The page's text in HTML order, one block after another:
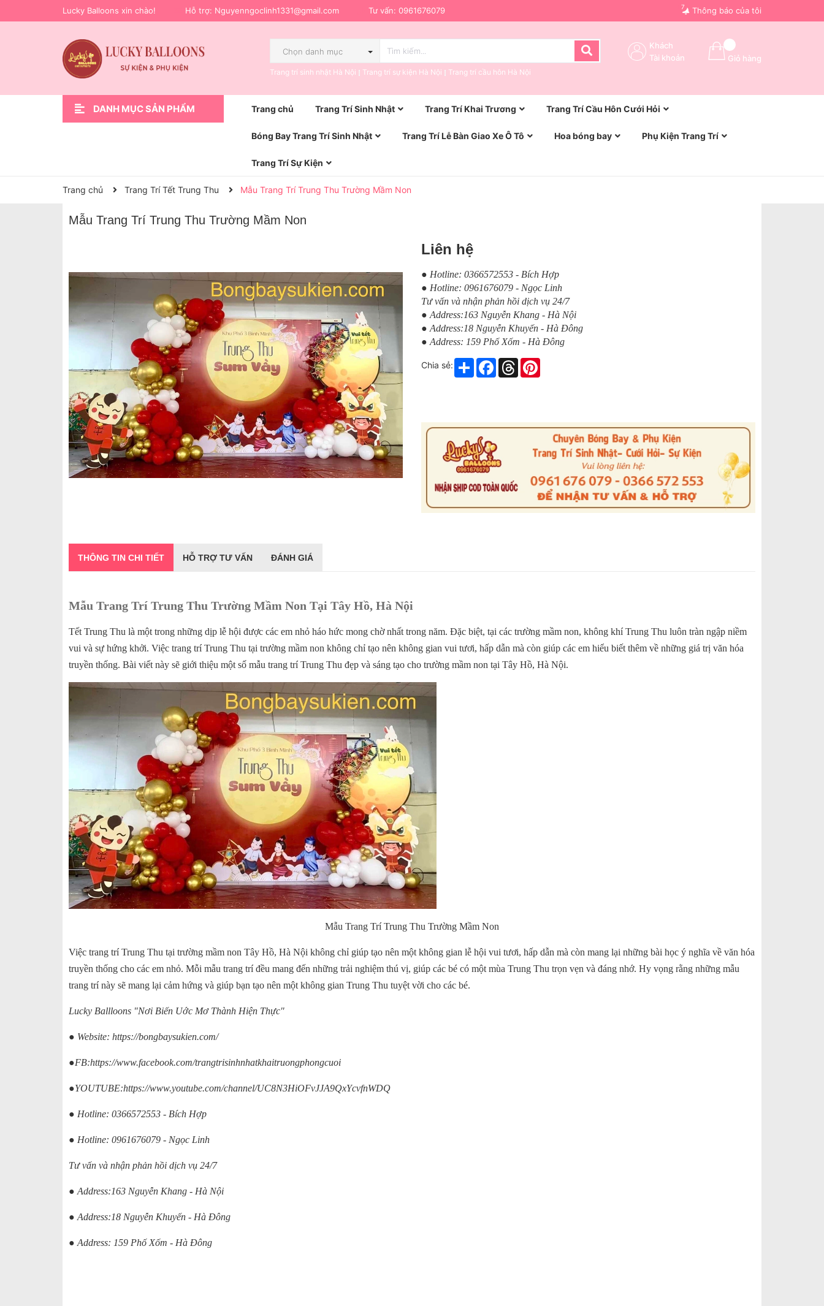
Lucky Balloons xin chào! Hỗ trợ: Nguyenngoclinh1331@gmail.com Tư vấn: 0961676079 Thông báo của tôi
7
Chọn danh mục
Trang trí sinh nhật Hà Nội Trang trí sự kiện Hà Nội Trang trí cầu hôn Hà Nội
Giỏ hàng
Khách
Tài khoản
DANH MỤC SẢN PHẨM Trang chủ Trang Trí Sinh Nhật Trang Trí Khai Trương Trang Trí Cầu Hôn Cưới Hỏi
Bóng Bay Trang Trí Sinh Nhật Trang Trí Lễ Bàn Giao Xe Ô Tô Hoa bóng bay Phụ Kiện Trang Trí
Trang Trí Sự Kiện
Trang chủ Trang Trí Tết Trung Thu Mẫu Trang Trí Trung Thu Trường Mầm Non
Mẫu Trang Trí Trung Thu Trường Mầm Non
Liên hệ
● Hotline: 0366572553 - Bích Hợp
● Hotline: 0961676079 - Ngọc Linh
Tư vấn và nhận phản hồi dịch vụ 24/7
● Address:163 Nguyễn Khang - Hà Nội
● Address:18 Nguyễn Khuyến - Hà Đông
● Address: 159 Phố Xốm - Hà Đông
Chia sẻ: Share Facebook
Threads
THÔNG TIN CHI TIẾT HỖ TRỢ TƯ VẤN ĐÁNH GIÁ
Mẫu Trang Trí Trung Thu Trường Mầm Non Tại Tây Hồ, Hà Nội
Tết Trung Thu là một trong những dịp lễ hội được các em nhỏ háo hức mong chờ nhất trong năm. Đặc biệt, tại các trường mầm non, không khí Trung Thu luôn tràn ngập niềm
vui và sự hứng khởi. Việc trang trí Trung Thu tại trường mầm non không chỉ tạo nên không gian vui tươi, hấp dẫn mà còn giúp các em hiểu biết thêm về những giá trị văn hóa
truyền thống. Bài viết này sẽ giới thiệu một số mẫu trang trí Trung Thu đẹp và sáng tạo cho trường mầm non tại Tây Hồ, Hà Nội.
Mẫu Trang Trí Trung Thu Trường Mầm Non
Việc trang trí Trung Thu tại trường mầm non Tây Hồ, Hà Nội không chỉ giúp tạo nên một không gian lễ hội vui tươi, hấp dẫn mà còn mang lại những bài học ý nghĩa về văn hóa
truyền thống cho các em nhỏ. Mỗi mẫu trang trí đều mang đến những trải nghiệm thú vị, giúp các bé có một mùa Trung Thu trọn vẹn và đáng nhớ. Hy vọng rằng những mẫu
trang trí này sẽ mang lại cảm hứng và giúp bạn tạo nên một không gian Trung Thu tuyệt vời cho các bé.
Lucky Ballloons "Nơi Biến Uớc Mơ Thành Hiện Thực"
● Website: https://bongbaysukien.com/
●FB:https://www.facebook.com/trangtrisinhnhatkhaitruongphongcuoi
●YOUTUBE:https://www.youtube.com/channel/UC8N3HiOFvJJA9QxYcvfnWDQ
● Hotline: 0366572553 - Bích Hợp
● Hotline: 0961676079 - Ngọc Linh
Tư vấn và nhận phản hồi dịch vụ 24/7
● Address:163 Nguyễn Khang - Hà Nội
● Address:18 Nguyễn Khuyến - Hà Đông
● Address: 159 Phố Xốm - Hà Đông